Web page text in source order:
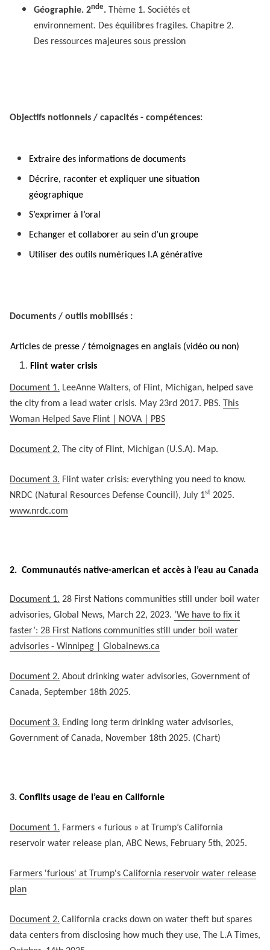
Géographie. 2nde. Thème 1. Sociétés et
environnement. Des équilibres fragiles. Chapitre 2.
Des ressources majeures sous pression
Objectifs notionnels / capacités - compétences:
Extraire des informations de documents
Décrire, raconter et expliquer une situation
géographique
S’exprimer à l’oral
Echanger et collaborer au sein d’un groupe
Utiliser des outils numériques I.A générative
Documents / outils mobilisés :
Articles de presse / témoignages en anglais (vidéo ou non)
Flint water crisis
Document 1. LeeAnne Walters, of Flint, Michigan, helped save
the city from a lead water crisis. May 23rd 2017. PBS. This
Woman Helped Save Flint | NOVA | PBS
Document 2. The city of Flint, Michigan (U.S.A). Map.
Document 3. Flint water crisis: everything you need to know.
NRDC (Natural Resources Defense Council), July 1st 2025.
www.nrdc.com
2. Communautés native-american et accès à l’eau au Canada
Document 1. 28 First Nations communities still under boil water
advisories, Global News, March 22, 2023. ‘We have to fix it
faster’: 28 First Nations communities still under boil water
advisories - Winnipeg | Globalnews.ca
Document 2. About drinking water advisories, Government of
Canada, September 18th 2025.
Document 3. Ending long term drinking water advisories,
Government of Canada, November 18th 2025. (Chart)
3. Conflits usage de l’eau en Californie
Document 1. Farmers « furious » at Trump’s California
reservoir water release plan, ABC News, February 5th, 2025.
Farmers 'furious' at Trump's California reservoir water release
plan
Document 2. California cracks down on water theft but spares
data centers from disclosing how much they use, The L.A Times,